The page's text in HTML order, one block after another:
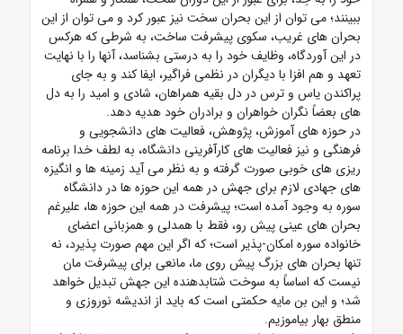
ببینند؛ می توان از این بحران سخت نیز عبور کرد و می توان از این
بحران های غریب، سکوی پیشرفت ساخت، به شرطی که هرکس
در این آوردگاه، وظایف خود را به درستی بشناسد، آنها را با نهایت
تعهد و هم افزا با دیگران در نظمی فراگیر، ایفا کند و به جای
پراکندن یاس و ترس در دل بقیه همراهان، شادی و امید را به دل
های بعضاً نگران خواهران و برادران خود هدیه دهد.
در حوزه های آموزش، پژوهش، فعالیت های دانشجویی و
فرهنگی و نیز فعالیت های کارآفرینی دانشگاه، به لطف خدا برنامه
ریزی های خوبی صورت گرفته و به نظر می آید زمینه ها و انگیزه
های جهادی لازم برای جهش در همه این حوزه ها در دانشگاه
سوره به وجود آمده است؛ پیشرفت در همه این حوزه ها، علیرغم
بحران های عینی پیش رو، فقط با همدلی و همزبانی اعضای
خانواده سوره امکان-پذیر است؛ که اگر این مهم صورت پذیرد، نه
تنها بحران های بزرگ پیش روی ما، مانعی برای پیشرفت مان
نیست که اساساً به سوخت شتابدهنده این جهش تبدیل خواهد
شد؛ و این بن مایه حکمتی است که باید از اندیشه نوروزی و
منطق بهار بیاموزیم.